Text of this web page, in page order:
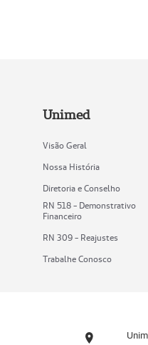
Unimed
Visão Geral
Nossa História
Diretoria e Conselho
RN 518 - Demonstrativo
Financeiro
RN 309 - Reajustes
Trabalhe Conosco